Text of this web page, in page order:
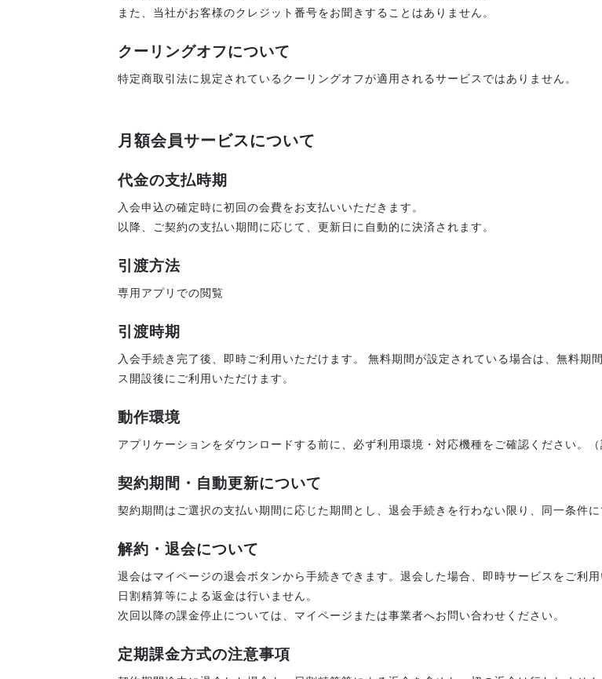
また、当社がお客様のクレジット番号をお聞きすることはありません。
クーリングオフについて
特定商取引法に規定されているクーリングオフが適用されるサービスではありません。
月額会員サービスについて
代金の支払時期
入会申込の確定時に初回の会費をお支払いいただきます。
以降、ご契約の支払い期間に応じて、更新日に自動的に決済されます。
引渡方法
専用アプリでの閲覧
引渡時期
入会手続き完了後、即時ご利用いただけます。 無料期間が設定されている場合は、無料
ス開設後にご利用いただけます。
動作環境
アプリケーションをダウンロードする前に、必ず利用環境・対応機種をご確認ください。（
契約期間・自動更新について
契約期間はご選択の支払い期間に応じた期間とし、退会手続きを行わない限り、同一条件に
解約・退会について
退会はマイページの退会ボタンから手続きできます。退会した場合、即時サービスをご利用
日割精算等による返金は行いません。
次回以降の課金停止については、マイページまたは事業者へお問い合わせください。
定期課金方式の注意事項